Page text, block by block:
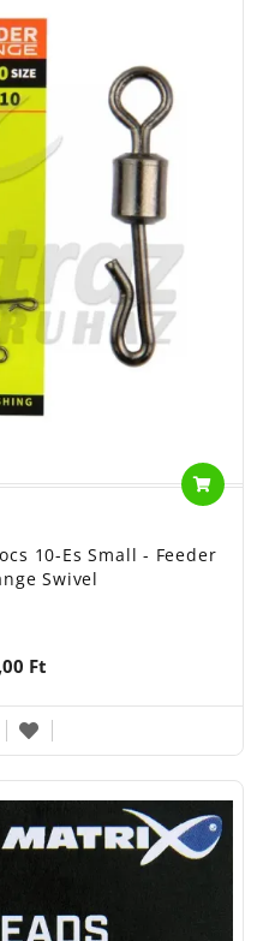
10-Es Small - Feeder
Swivel
Ft